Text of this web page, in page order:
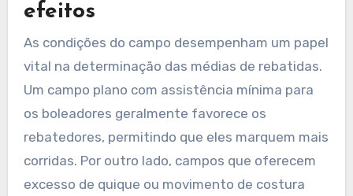
efeitos
As condições do campo desempenham um papel
vital na determinação das médias de rebatidas.
Um campo plano com assistência mínima para
os boleadores geralmente favorece os
rebatedores, permitindo que eles marquem mais
corridas. Por outro lado, campos que oferecem
excesso de quique ou movimento de costura